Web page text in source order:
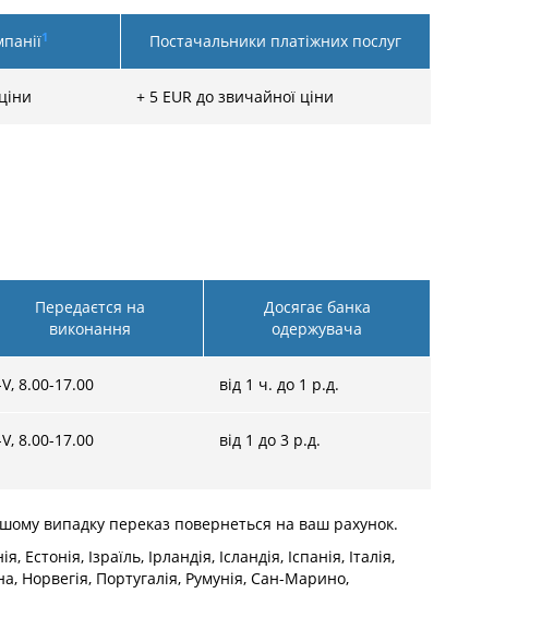
1 Постачальники платіжних послуг
+ 5 EUR до звичайної ціни
Передаєтся на
виконання
Досягає банка
одержувача
8.00-17.00 від 1 ч. до 1 р.д.
8.00-17.00 від 1 до 3 р.д.
випадку переказ повернеться на ваш рахунок.
Ізраїль, Ірландія, Ісландія, Іспанія, Італія,
Норвегія, Португалія, Румунія, Сан-Марино,